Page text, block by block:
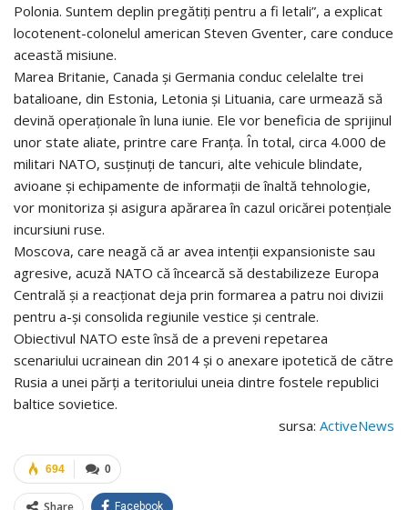
Polonia. Suntem deplin pregătiți pentru a fi letali”, a explicat
locotenent-colonelul american Steven Gventer, care conduce
această misiune.
Marea Britanie, Canada și Germania conduc celelalte trei
batalioane, din Estonia, Letonia și Lituania, care urmează să
devină operaționale în luna iunie. Ele vor beneficia de sprijinul
unor state aliate, printre care Franța. În total, circa 4.000 de
militari NATO, susținuți de tancuri, alte vehicule blindate,
avioane și echipamente de informații de înaltă tehnologie,
vor monitoriza și asigura apărarea în cazul oricărei potențiale
incursiuni ruse.
Moscova, care neagă că ar avea intenții expansioniste sau
agresive, acuză NATO că încearcă să destabilizeze Europa
Centrală și a reacționat deja prin formarea a patru noi divizii
pentru a-și consolida regiunile vestice și centrale.
Obiectivul NATO este însă de a preveni repetarea
scenariului ucrainean din 2014 și o anexare ipotetică de către
Rusia a unei părți a teritoriului uneia dintre fostele republici
baltice sovietice.
sursa: ActiveNews
0
694
Share Facebook